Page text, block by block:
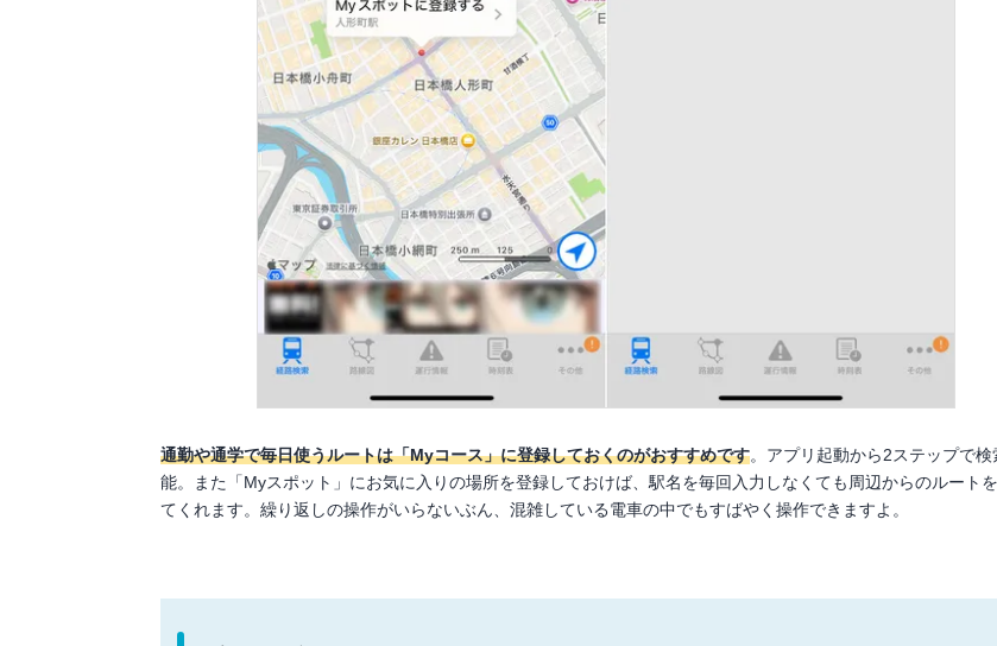
通勤や通学で毎日使うルートは「Myコース」に登録しておくのがおすすめです。アプリ起動から2ステップで検
能。また「Myスポット」にお気に入りの場所を登録しておけば、駅名を毎回入力しなくても周辺からのルート
てくれます。繰り返しの操作がいらないぶん、混雑している電車の中でもすばやく操作できますよ。